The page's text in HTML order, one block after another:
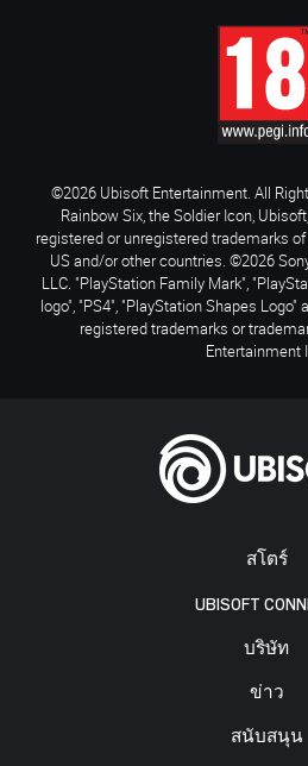
สโตร์
UBISOFT
บริษัท
ข่าว
สนับสนุน
©2026 Ubisoft Entertainment. All
Rainbow Six, the Soldier Icon,
registered or unregistered trademarks
US and/or other countries. ©2026
LLC. "PlayStation Family Mark",
logo", "PS4", "PlayStation Shapes
registered trademarks or
Entertainment